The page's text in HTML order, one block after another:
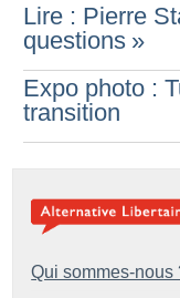
Lire : Pierre
questions »
Expo photo :
transition
Qui sommes-nous